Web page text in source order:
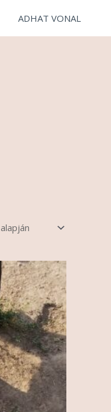
ADHAT VONAL